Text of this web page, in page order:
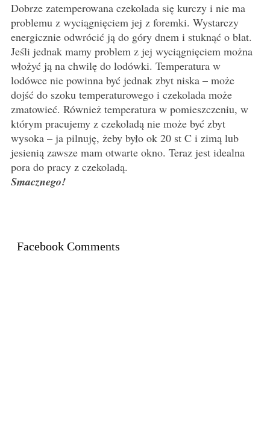
Dobrze zatemperowana czekolada się kurczy i nie ma
problemu z wyciągnięciem jej z foremki. Wystarczy
energicznie odwrócić ją do góry dnem i stuknąć o blat.
Jeśli jednak mamy problem z jej wyciągnięciem można
włożyć ją na chwilę do lodówki. Temperatura w
lodówce nie powinna być jednak zbyt niska – może
dojść do szoku temperaturowego i czekolada może
zmatowieć. Również temperatura w pomieszczeniu, w
którym pracujemy z czekoladą nie może być zbyt
wysoka – ja pilnuję, żeby było ok 20 st C i zimą lub
jesienią zawsze mam otwarte okno. Teraz jest idealna
pora do pracy z czekoladą.
Smacznego!
Facebook Comments